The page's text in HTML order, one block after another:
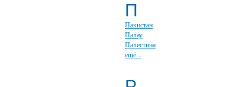
П
Пакистан
Палау
Палестина
ещё...